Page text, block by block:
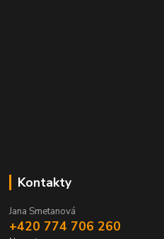
Kontakty
Jana Smetanová
+420 774 706 260